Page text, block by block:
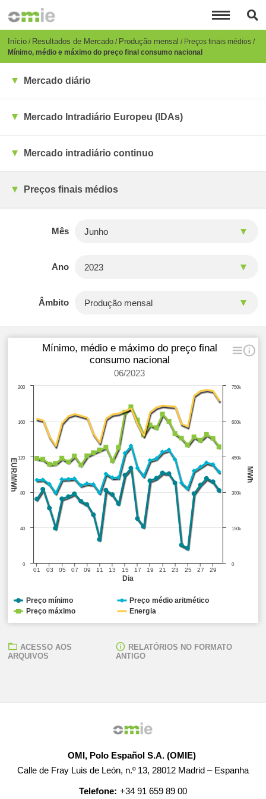
para
conteúdo
principal
Breadcrumb
Início Resultados de Mercado Produção mensal
Preços finais médios
Mínimo, médio e máximo do preço final consumo nacional
Mercado diário
Mercado Intradiário Europeu (IDAs)
Mercado intradiário continuo
Preços finais médios
Mês
Ano
Âmbito
Dia
MWh
EUR/MWh
Mínimo, médio e máximo do preço final
consumo nacional
06/2023
01 07 13 19 25
03 05 09 11 15 17 21 23 27 29
0
150k
300k
450k
600k
750k
0
40
80
120
160
200
Preço mínimo
Preço médio aritmético
Preço máximo
Energia
ACESSO AOS
ARQUIVOS
RELATÓRIOS NO FORMATO
ANTIGO
OMI, Polo Español S.A. (OMIE)
Calle de Fray Luis de León, n.º 13, 28012 Madrid – Espanha
Telefone: +34 91 659 89 00